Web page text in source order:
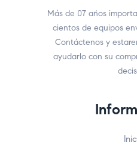
Más de 07 años
cientos de equipos
Contáctenos y
ayudarlo con su